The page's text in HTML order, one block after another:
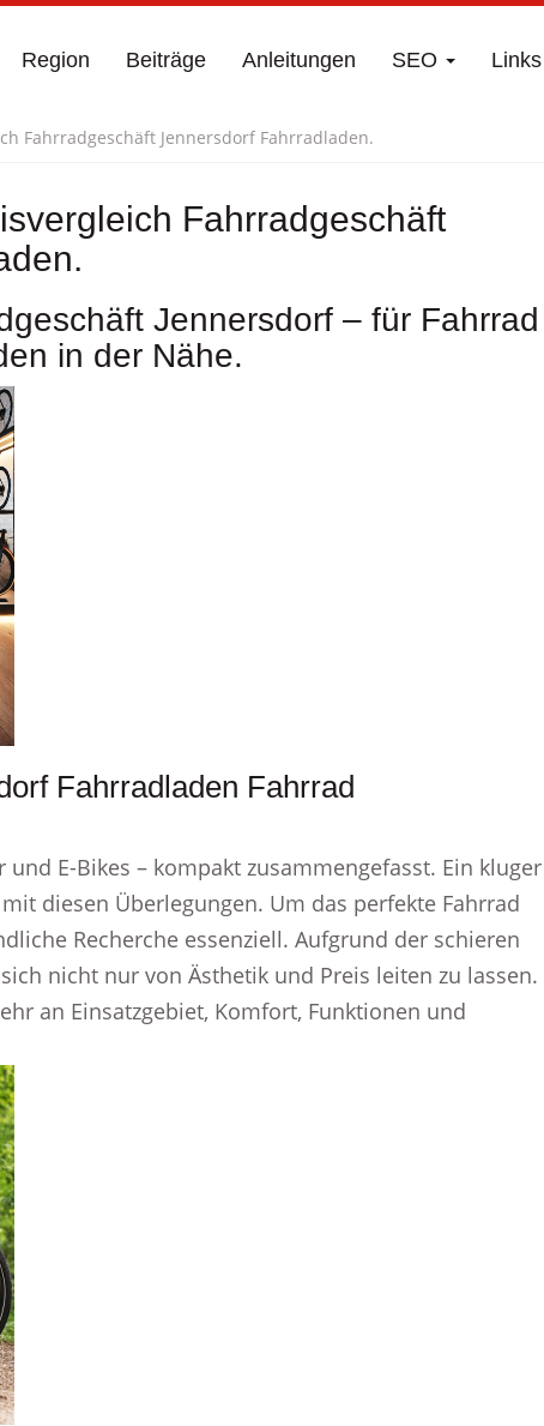
Region Beiträge Anleitungen SEO Links
Fahrradgeschäft Jennersdorf Fahrradladen.
Fahrradgeschäft
Jennersdorf – für Fahrrad
in der Nähe.
Fahrradladen Fahrrad
E-Bikes – kompakt zusammengefasst. Ein kluger
diesen Überlegungen. Um das perfekte Fahrrad
Recherche essenziell. Aufgrund der schieren
nicht nur von Ästhetik und Preis leiten zu lassen.
an Einsatzgebiet, Komfort, Funktionen und